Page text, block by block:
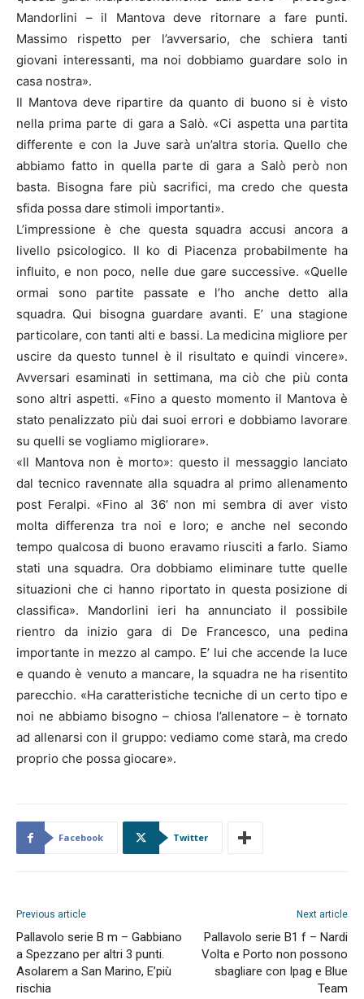
Mandorlini – il Mantova deve ritornare a fare punti.
Massimo rispetto per l’avversario, che schiera tanti
giovani interessanti, ma noi dobbiamo guardare solo in
casa nostra».
Il Mantova deve ripartire da quanto di buono si è visto
nella prima parte di gara a Salò. «Ci aspetta una partita
differente e con la Juve sarà un’altra storia. Quello che
abbiamo fatto in quella parte di gara a Salò però non
basta. Bisogna fare più sacrifici, ma credo che questa
sfida possa dare stimoli importanti».
L’impressione è che questa squadra accusi ancora a
livello psicologico. Il ko di Piacenza probabilmente ha
influito, e non poco, nelle due gare successive. «Quelle
ormai sono partite passate e l’ho anche detto alla
squadra. Qui bisogna guardare avanti. E’ una stagione
particolare, con tanti alti e bassi. La medicina migliore per
uscire da questo tunnel è il risultato e quindi vincere».
Avversari esaminati in settimana, ma ciò che più conta
sono altri aspetti. «Fino a questo momento il Mantova è
stato penalizzato più dai suoi errori e dobbiamo lavorare
su quelli se vogliamo migliorare».
«Il Mantova non è morto»: questo il messaggio lanciato
dal tecnico ravennate alla squadra al primo allenamento
post Feralpi. «Fino al 36’ non mi sembra di aver visto
molta differenza tra noi e loro; e anche nel secondo
tempo qualcosa di buono eravamo riusciti a farlo. Siamo
stati una squadra. Ora dobbiamo eliminare tutte quelle
situazioni che ci hanno riportato in questa posizione di
classifica». Mandorlini ieri ha annunciato il possibile
rientro da inizio gara di De Francesco, una pedina
importante in mezzo al campo. E’ lui che accende la luce
e quando è venuto a mancare, la squadra ne ha risentito
parecchio. «Ha caratteristiche tecniche di un certo tipo e
noi ne abbiamo bisogno – chiosa l’allenatore – è tornato
ad allenarsi con il gruppo: vediamo come starà, ma credo
proprio che possa giocare».
Facebook Twitter
Previous article
Pallavolo serie B m – Gabbiano
a Spezzano per altri 3 punti.
Asolarem a San Marino, E’più
rischia
Next article
Pallavolo serie B1 f – Nardi
Volta e Porto non possono
sbagliare con Ipag e Blue
Team